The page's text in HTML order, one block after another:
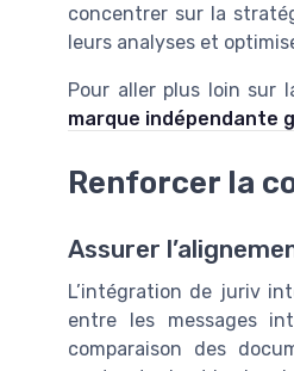
concentrer sur la
leurs analyses et
Pour aller plus loin sur
marque indépendante
Renforcer la
Assurer
L’intégration de juriv
entre les messages
comparaison des